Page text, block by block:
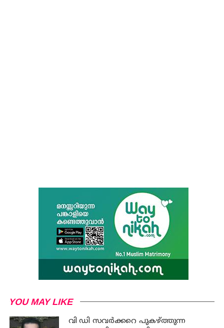
YOU MAY LIKE
വി ഡി സവര്‍ക്കറെ പുകഴ്ത്തുന്ന